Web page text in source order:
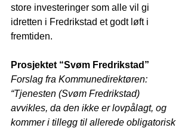
store investeringer som alle vil gi
idretten i Fredrikstad et godt løft i
fremtiden.
Prosjektet “Svøm Fredrikstad”
Forslag fra Kommunedirektøren:
“Tjenesten (Svøm Fredrikstad)
avvikles, da den ikke er lovpålagt, og
kommer i tillegg til allerede obligatorisk